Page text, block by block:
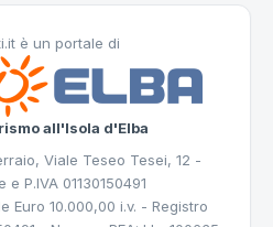
è un portale di
all'Isola d'Elba
Viale Teseo Tesei, 12 -
P.IVA 01130150491
Euro 10.000,00 i.v. - Registro